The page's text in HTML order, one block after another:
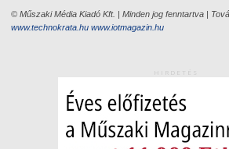
© Műszaki Média Kiadó Kft. | Minden jog fenntartva |
www.technokrata.hu www.iotmagazin.hu
HIRDETÉS